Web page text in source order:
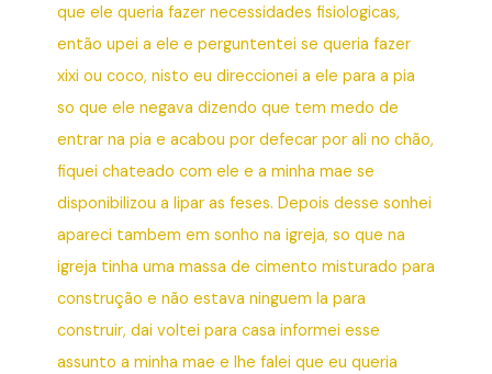
que ele queria fazer necessidades fisiologicas,
então upei a ele e perguntentei se queria fazer
xixi ou coco, nisto eu direccionei a ele para a pia
so que ele negava dizendo que tem medo de
entrar na pia e acabou por defecar por ali no chão,
fiquei chateado com ele e a minha mae se
disponibilizou a lipar as feses. Depois desse sonhei
apareci tambem em sonho na igreja, so que na
igreja tinha uma massa de cimento misturado para
construção e não estava ninguem la para
construir, dai voltei para casa informei esse
assunto a minha mae e lhe falei que eu queria